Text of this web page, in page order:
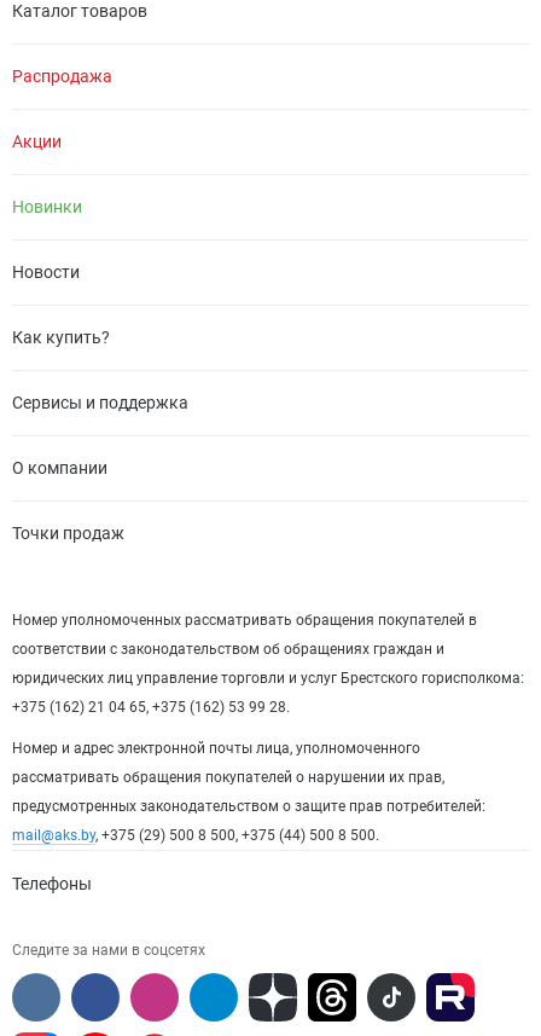
Каталог товаров
Распродажа
Акции
Новинки
Новости
Как купить?
Сервисы и поддержка
О компании
Точки продаж
Номер уполномоченных рассматривать обращения покупателей в
соответствии с законодательством об обращениях граждан и
юридических лиц управление торговли и услуг Брестского горисполкома:
+375 (162) 21 04 65, +375 (162) 53 99 28.
Номер и адрес электронной почты лица, уполномоченного
рассматривать обращения покупателей о нарушении их прав,
предусмотренных законодательством о защите прав потребителей:
mail@aks.by, +375 (29) 500 8 500, +375 (44) 500 8 500.
Телефоны
Следите за нами в соцсетях